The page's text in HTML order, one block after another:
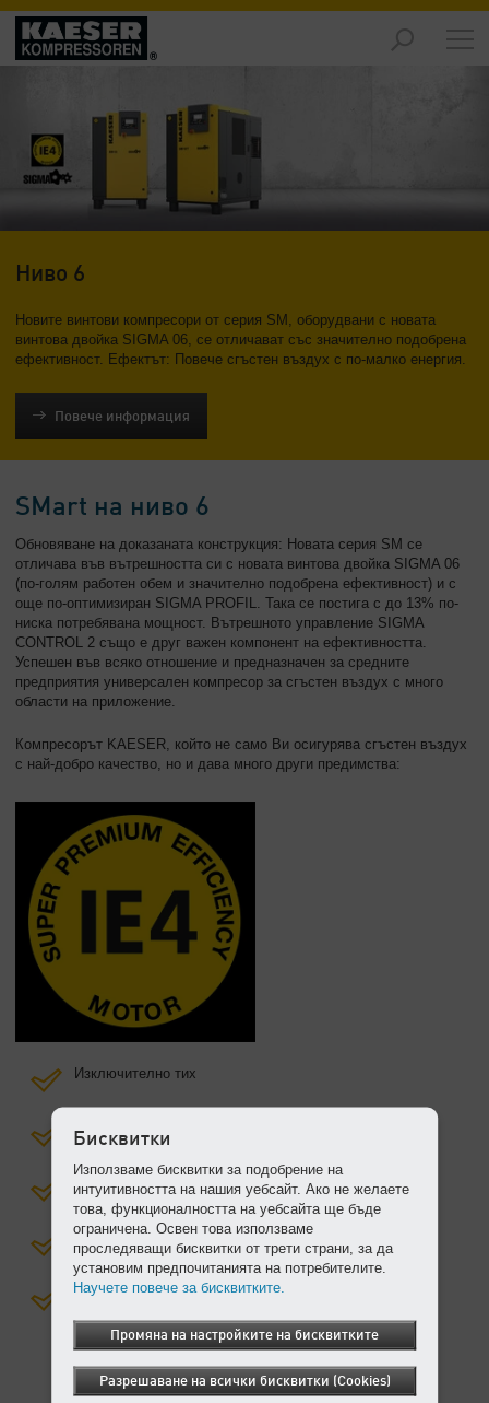
Продукти
Решения
-
Компания
-
Преглед
Ниво 6
Новите винтови компресори от серия SM, оборудвани с новата
винтова двойка SIGMA 06, се отличават със значително подобрена
ефективност. Ефектът: Повече сгъстен въздух с по-малко енергия.
Повече информация
SMart на ниво 6
Обновяване на доказаната конструкция: Новата серия SM се
отличава във вътрешността си с новата винтова двойка SIGMA 06
(по-голям работен обем и значително подобрена ефективност) и с
още по-оптимизиран SIGMA PROFIL. Така се постига с до 13% по-
ниска потребявана мощност. Вътрешното управление SIGMA
CONTROL 2 също е друг важен компонент на ефективността.
Успешен във всяко отношение и предназначен за средните
предприятия универсален компресор за сгъстен въздух с много
области на приложение.
Компресорът KAESER, който не само Ви осигурява сгъстен въздух
с най-добро качество, но и дава много други предимства:
Изключително тих
Лесна техническа поддръжка
Пестящ място
Надежден при експлоатация
Изключителна ефективност
Бисквитки
Използваме бисквитки за подобрение на
интуитивността на нашия уебсайт. Ако не желаете
това, функционалността на уебсайта ще бъде
ограничена. Освен това използваме
проследяващи бисквитки от трети страни, за да
установим предпочитанията на потребителите.
Научете повече за бисквитките.
Промяна на настройките на бисквитките
Разрешаване на всички бисквитки (Cookies)